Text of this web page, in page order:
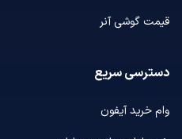
قیمت گوشی آنر
دسترسی سریع
وام خرید آیفون